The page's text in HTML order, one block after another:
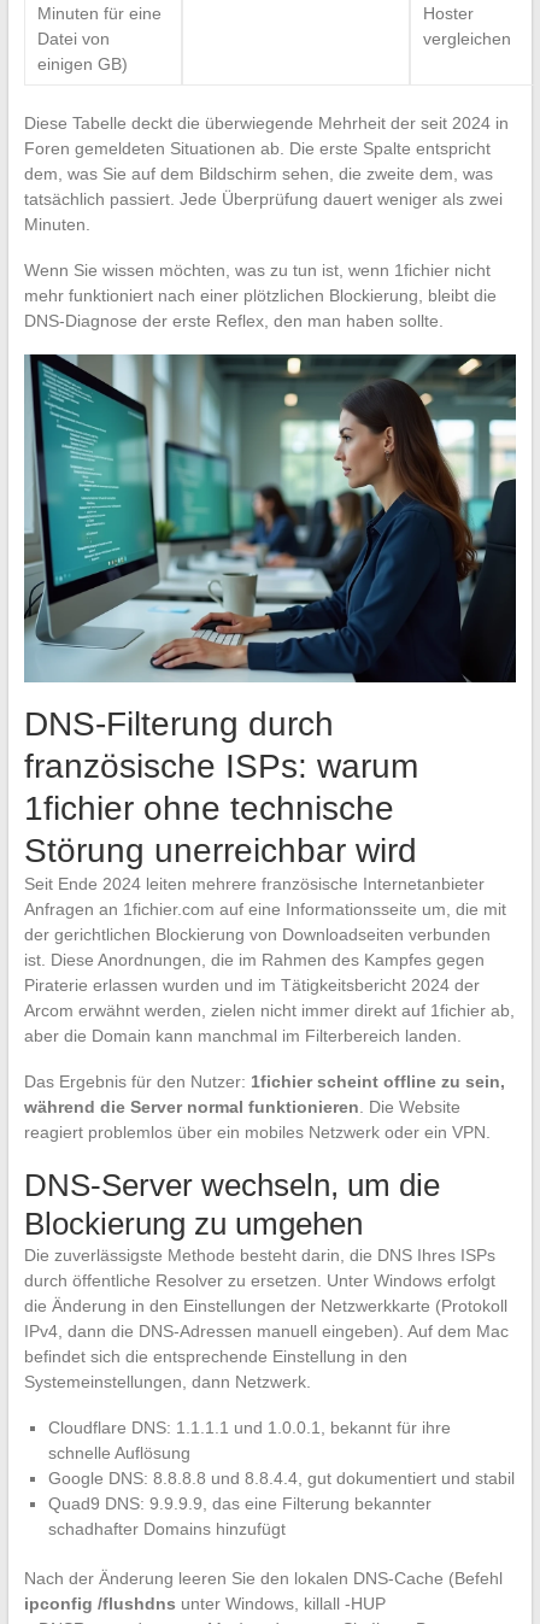
Minuten für eine
Datei von
einigen GB)
Hoster
vergleichen
Diese Tabelle deckt die überwiegende Mehrheit der seit 2024 in
Foren gemeldeten Situationen ab. Die erste Spalte entspricht
dem, was Sie auf dem Bildschirm sehen, die zweite dem, was
tatsächlich passiert. Jede Überprüfung dauert weniger als zwei
Minuten.
Wenn Sie wissen möchten, was zu tun ist, wenn 1fichier nicht
mehr funktioniert nach einer plötzlichen Blockierung, bleibt die
DNS-Diagnose der erste Reflex, den man haben sollte.
DNS-Filterung durch
französische ISPs: warum
1fichier ohne technische
Störung unerreichbar wird
Seit Ende 2024 leiten mehrere französische Internetanbieter
Anfragen an 1fichier.com auf eine Informationsseite um, die mit
der gerichtlichen Blockierung von Downloadseiten verbunden
ist. Diese Anordnungen, die im Rahmen des Kampfes gegen
Piraterie erlassen wurden und im Tätigkeitsbericht 2024 der
Arcom erwähnt werden, zielen nicht immer direkt auf 1fichier ab,
aber die Domain kann manchmal im Filterbereich landen.
Das Ergebnis für den Nutzer: 1fichier scheint offline zu sein,
während die Server normal funktionieren . Die Website
reagiert problemlos über ein mobiles Netzwerk oder ein VPN.
DNS-Server wechseln, um die
Blockierung zu umgehen
Die zuverlässigste Methode besteht darin, die DNS Ihres ISPs
durch öffentliche Resolver zu ersetzen. Unter Windows erfolgt
die Änderung in den Einstellungen der Netzwerkkarte (Protokoll
IPv4, dann die DNS-Adressen manuell eingeben). Auf dem Mac
befindet sich die entsprechende Einstellung in den
Systemeinstellungen, dann Netzwerk.
Cloudflare DNS: 1.1.1.1 und 1.0.0.1, bekannt für ihre
schnelle Auflösung
Google DNS: 8.8.8.8 und 8.8.4.4, gut dokumentiert und stabil
Quad9 DNS: 9.9.9.9, das eine Filterung bekannter
schadhafter Domains hinzufügt
Nach der Änderung leeren Sie den lokalen DNS-Cache (Befehl
ipconfig /flushdns unter Windows, killall -HUP